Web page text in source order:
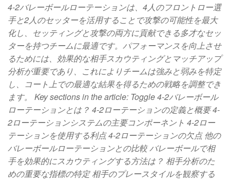
4-2バレーボールローテーションは、4人のフロントロー選
手と2人のセッターを活用することで攻撃の可能性を最大
化し、セッティングと攻撃の両方に貢献できる多才なセッ
ターを持つチームに最適です。パフォーマンスを向上させ
るためには、効果的な相手スカウティングとマッチアップ
分析が重要であり、これによりチームは強みと弱みを特定
し、コート上での最適な結果を得るための戦略を調整でき
ます。 Key sections in the article: Toggle 4-2バレーボール
ローテーションとは？ 4-2ローテーションの定義と概要 4-
2ローテーションシステムの主要コンポーネント 4-2ロー
テーションを使用する利点 4-2ローテーションの欠点 他の
バレーボールローテーションとの比較 バレーボールで相
手を効果的にスカウティングする方法は？ 相手分析のた
めの重要な指標の特定 相手のプレースタイルを観察する